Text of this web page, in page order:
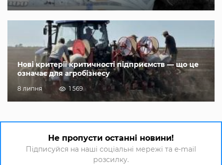
Нові критерії критичності підприємств — що це
означає для агробізнесу
8 липня 1 569
Не пропусти останні новини!
Підписуйся на наші соціальні мережі та e-mail
розсилку.